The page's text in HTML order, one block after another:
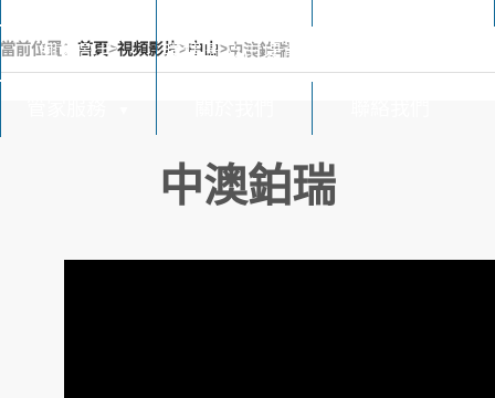
興港影片 睇樓圖及市場資訊
當前位置： 首頁>視頻影片>中山>中澳鉑瑞
中澳鉑瑞